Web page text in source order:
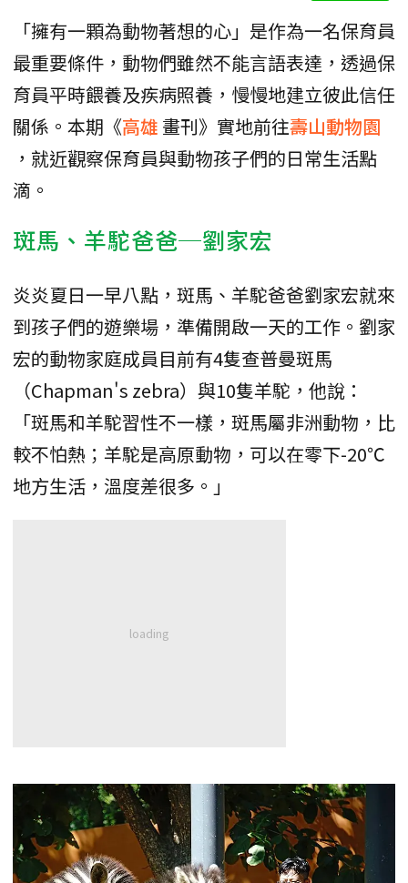
「擁有一顆為動物著想的心」是作為一名保育員
最重要條件，動物們雖然不能言語表達，透過保
育員平時餵養及疾病照養，慢慢地建立彼此信任
關係。本期《高雄 畫刊》實地前往壽山動物園
，就近觀察保育員與動物孩子們的日常生活點
滴。
斑馬、羊駝爸爸─劉家宏
炎炎夏日一早八點，斑馬、羊駝爸爸劉家宏就來
到孩子們的遊樂場，準備開啟一天的工作。劉家
宏的動物家庭成員目前有4隻查普曼斑馬
（Chapman's zebra）與10隻羊駝，他說：
「斑馬和羊駝習性不一樣，斑馬屬非洲動物，比
較不怕熱；羊駝是高原動物，可以在零下-20℃
地方生活，溫度差很多。」